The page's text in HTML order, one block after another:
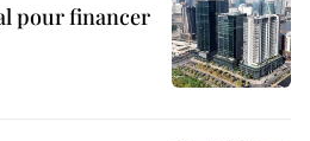
pour financer